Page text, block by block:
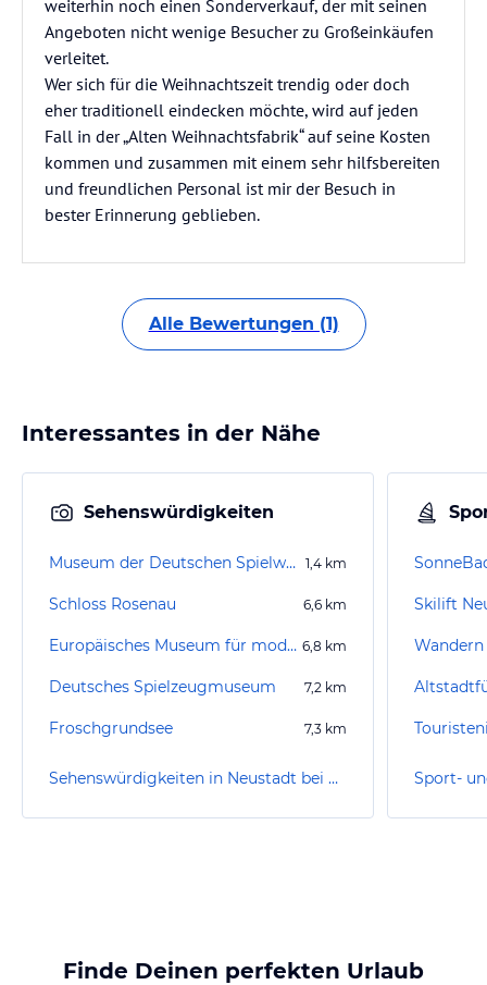
weiterhin noch einen Sonderverkauf, der mit seinen
Angeboten nicht wenige Besucher zu Großeinkäufen
verleitet.
Wer sich für die Weihnachtszeit trendig oder doch
eher traditionell eindecken möchte, wird auf jeden
Fall in der „Alten Weihnachtsfabrik“ auf seine Kosten
kommen und zusammen mit einem sehr hilfsbereiten
und freundlichen Personal ist mir der Besuch in
bester Erinnerung geblieben.
Alle Bewertungen (1)
Interessantes in der Nähe
Sehenswürdigkeiten
Museum der Deutschen Spielwarenindustrie 1,4 km
Schloss Rosenau 6,6 km
Europäisches Museum für modernes Glas 6,8 km
Deutsches Spielzeugmuseum 7,2 km
Froschgrundsee 7,3 km
Sehenswürdigkeiten in Neustadt bei Coburg
Skilift
Finde Deinen perfekten Urlaub